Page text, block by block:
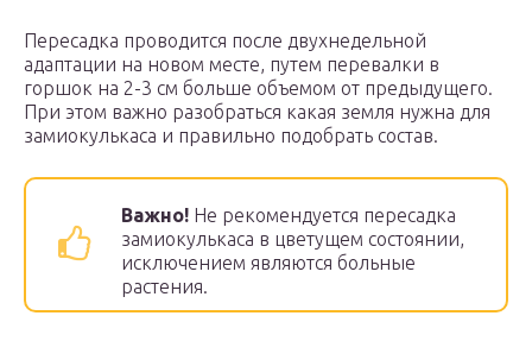
Пересадка проводится после двухнедельной
адаптации на новом месте, путем перевалки в
горшок на 2-3 см больше объемом от предыдущего.
При этом важно разобраться какая земля нужна для
замиокулькаса и правильно подобрать состав.
Важно! Не рекомендуется пересадка
замиокулькаса в цветущем состоянии,
исключением являются больные
растения.